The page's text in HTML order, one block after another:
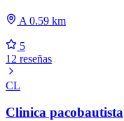
A 0.59 km
5
12 reseñas
CL
Clinica pacobautista